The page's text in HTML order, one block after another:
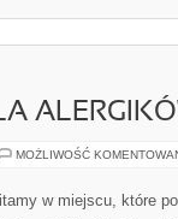
MOŻLIWOŚĆ
w miejscu, które